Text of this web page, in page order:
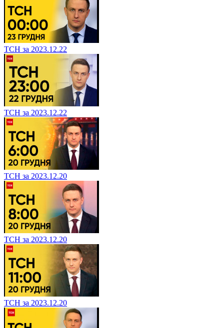
ТСН за 2023.12.22
ТСН за 2023.12.22
ТСН за 2023.12.20
ТСН за 2023.12.20
ТСН за 2023.12.20